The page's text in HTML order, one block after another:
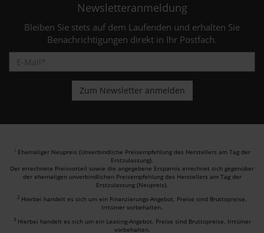
Newsletteranmeldung
Bleiben Sie stets auf dem Laufenden und erhalten Sie
Benachrichtigungen direkt in Ihr Postfach.
1 Ehemaliger Neupreis (Unverbindliche Preisempfehlung des Herstellers am Tag der
Erstzulassung).
Der errechnete Preisvorteil sowie die angegebene Ersparnis errechnet sich gegenüber
der ehemaligen unverbindlichen Preisempfehlung des Herstellers am Tag der
Erstzulassung (Neupreis).
2 Hierbei handelt es sich um ein Finanzierungs-Angebot. Preise sind Bruttopreise.
Irrtümer vorbehalten.
3 Hierbei handelt es sich um ein Leasing-Angebot. Preise sind Bruttopreise. Irrtümer
vorbehalten.